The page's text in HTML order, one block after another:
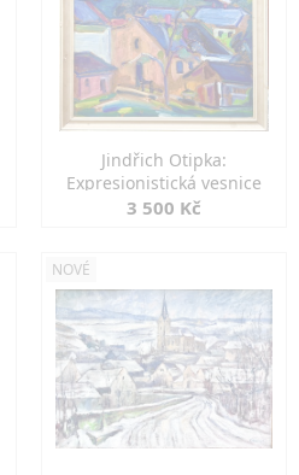
Jindřich Otipka:
Expresionistická vesnice
3 500 Kč
NOVÉ